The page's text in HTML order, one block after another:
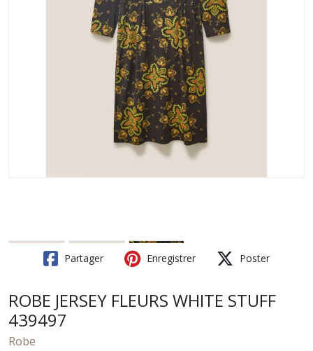
Partager Enregistrer Poster
ROBE JERSEY FLEURS WHITE STUFF
439497
Robe